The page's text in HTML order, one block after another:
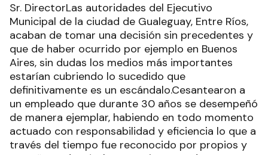
Sr. DirectorLas autoridades del Ejecutivo
Municipal de la ciudad de Gualeguay, Entre Ríos,
acaban de tomar una decisión sin precedentes y
que de haber ocurrido por ejemplo en Buenos
Aires, sin dudas los medios más importantes
estarían cubriendo lo sucedido que
definitivamente es un escándalo.Cesantearon a
un empleado que durante 30 años se desempeñó
de manera ejemplar, habiendo en todo momento
actuado con responsabilidad y eficiencia lo que a
través del tiempo fue reconocido por propios y